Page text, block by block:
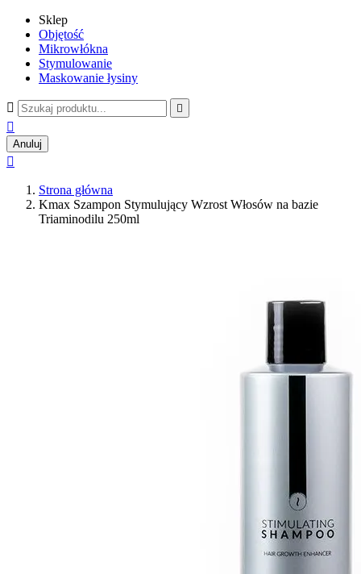
Sklep
Objętość
Mikrowłókna
Stymulowanie
Maskowanie łysiny
 

Anuluj

Strona główna
Kmax Szampon Stymulujący Wzrost Włosów na bazie
Triaminodilu 250ml